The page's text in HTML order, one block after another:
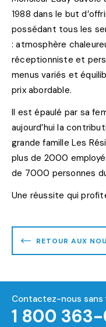
1988 dans le but
possédant tous les
: atmosphère
réceptionniste et
menus variés et
prix abordable.
Il est épaulé par sa
aujourd’hui la
grande famille Les
plus de 2000
de 7000 personnes
Une réussite qui
RETOUR AUX
Contactez-nous sans
1 800